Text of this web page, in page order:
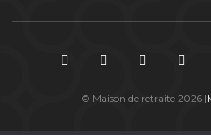
© Maison de retraite 2026 |